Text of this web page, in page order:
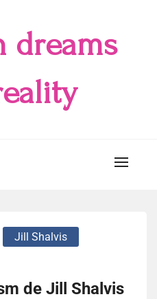
dreams
Jill Shalvis
de Jill Shalvis